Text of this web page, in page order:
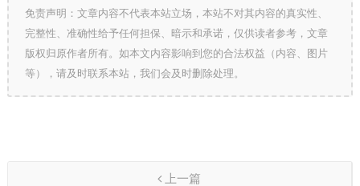
免责声明：文章内容不代表本站立场，本站不对其内容的真实性、
完整性、准确性给予任何担保、暗示和承诺，仅供读者参考，文章
版权归原作者所有。如本文内容影响到您的合法权益（内容、图片
等），请及时联系本站，我们会及时删除处理。
上一篇